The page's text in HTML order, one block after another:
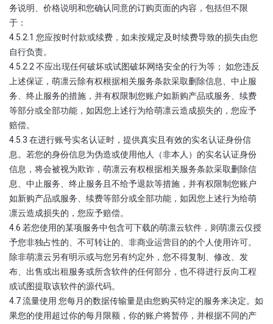
务说明、价格说明和您确认同意的订购页面的内容，包括但不限
于：
4.5.2.1 您应按时付款或续费，如未按规定及时续费导致的损失由您
自行负责。
4.5.2.2 不应出现任何破坏或试图破坏网络安全的行为等； 如您违反
上述保证，萌凛云除有权根据相关服务条款采取删除信息、中止服
务、终止服务的措施，并有权限制您账户如新购产品或服务、续费
等部分或全部功能，如因您上述行为给萌凛云造成损失的，您应予
赔偿。
4.5.3 在进行账号实名认证时，提供真实且有效的实名认证身份信
息。若您的身份信息为伪造或使用他人（非本人）的实名认证身份
信息，将会被视为欺诈，萌凛云有权根据相关服务条款采取删除信
息、中止服务、终止服务且不给予退款等措施，并有权限制您账户
如新购产品或服务、续费等部分或全部功能，如因您上述行为给萌
凛云造成损失的，您应予赔偿。
4.6 若您使用的某项服务中包含可下载的萌凛云软件，则萌凛云仅授
予您非独占性的、不可转让的、非商业运营目的的个人使用许可。
除非萌凛云另有明示或与您另有约定外，您不得复制、修改、发
布、出售或出租服务或所含软件的任何部分，也不得进行反向工程
或试图提取该软件的源代码。
4.7 流量使用 您每月的数据传输量是由您购买特定的服务来决定。如
果您的使用超过你的每月限额，你的账户将暂停，并根据不同的产